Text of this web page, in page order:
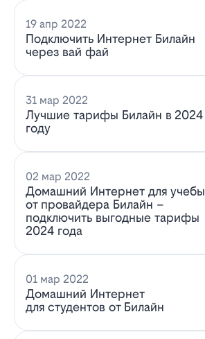
19 апр 2022
Подключить Интернет Билайн
через вай фай
31 мар 2022
Лучшие тарифы Билайн в 2024
году
02 мар 2022
Домашний Интернет для учебы
от провайдера Билайн –
подключить выгодные тарифы
2024 года
01 мар 2022
Домашний Интернет
для студентов от Билайн